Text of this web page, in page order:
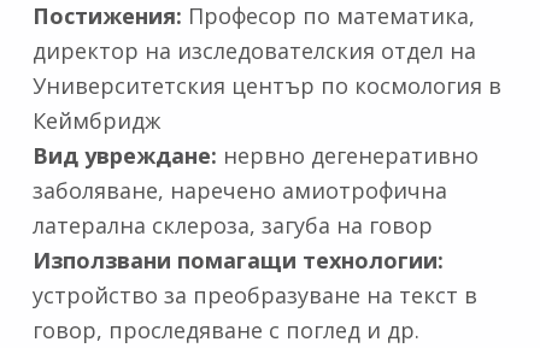
Постижения: Професор по математика,
директор на изследователския отдел на
Университетския център по космология в
Кеймбридж
Вид увреждане: нервно дегенеративно
заболяване, наречено амиотрофична
латерална склероза, загуба на говор
Използвани помагащи технологии:
устройство за преобразуване на текст в
говор, проследяване с поглед и др.